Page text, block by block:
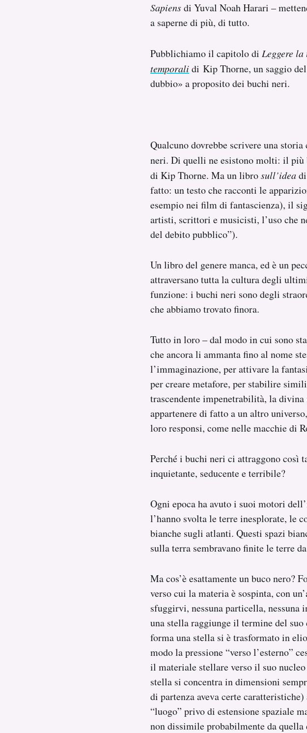
Sapiensdi Yuval Noah Harari –
a saperne di più, di tutto.
Pubblichiamo il capitolo di Leggere
temporalidi Kip Thorne, un saggio
dubbio» a proposito dei buchi neri.
Qualcuno dovrebbe scrivere una
neri. Di quelli ne esistono molti: il più
di Kip Thorne. Ma un librosull’idea
fatto: un testo che racconti le
esempio nei film di fantascienza), il
artisti, scrittori e musicisti, l’uso che
del debito pubblico”).
Un libro del genere manca, ed è un
attraversano tutta la cultura degli
funzione: i buchi neri sono degli
che abbiamo trovato finora.
Tutto in loro – dal modo in cui sono
che ancora li ammanta fino al nome
l’immaginazione, per attivare la
per creare metafore, per stabilire
trascendente impenetrabilità, la
appartenere di fatto a un altro
loro responsi, come nelle macchie di
Perché i buchi neri ci attraggono così
inquietante, seducente e terribile?
Ogni epoca ha avuto i suoi motori
l’hanno svolta le terre inesplorate, le
bianche sugli atlanti. Questi spazi
sulla terra sembravano finite le terre
Ma cos’è esattamente un buco nero?
verso cui la materia è sospinta, con
sfuggirvi, nessuna particella, nessuna
una stella raggiunge il termine del
forma una stella si è trasformato in
modo la pressione “verso l’esterno”
il materiale stellare verso il suo
stella si concentra in dimensioni
di partenza aveva certe
“luogo” privo di estensione spaziale
non dissimile probabilmente da quella